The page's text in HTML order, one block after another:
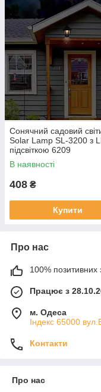
Сонячний садовий
Solar Lamp SL-3200 з
підсвіткою 6209
В наявності
408 ₴
Купити
Про нас
100% позитивних
Працює з
м. Одеса
Індекс 65000
Контакти
Про нас